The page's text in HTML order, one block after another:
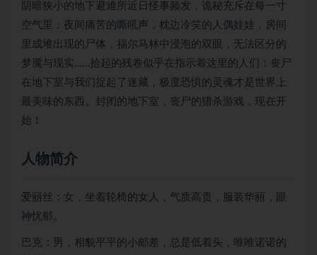
阴暗狭小的地下避难所近日怪事频发，诡秘充斥在每一寸
空气里：夜间痛苦的嘶吼声，枕边冷笑的人偶娃娃，房间
里成堆出现的尸体，福尔马林中浸泡的双眼，无法区分的
梦魇与现实……拾起的残卷似乎在指示着这里的人们：丧尸
在地下室与我们捉起了迷藏，极度恐惧的灵魂才是世界上
最美味的东西。封闭的地下室，丧尸的猎杀游戏，现在开
始！
人物简介
爱丽丝：女，坐着轮椅的女人，气质高贵，服装华丽，眼
神忧郁。
巴克：男，相貌平平的小邮差，总是低着头，唯唯诺诺的